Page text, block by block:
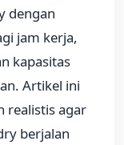
dengan
jam kerja,
kapasitas
Artikel ini
realistis agar
berjalan